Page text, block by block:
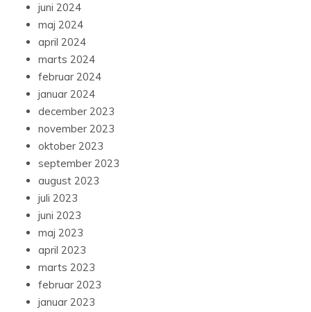
juni 2024
maj 2024
april 2024
marts 2024
februar 2024
januar 2024
december 2023
november 2023
oktober 2023
september 2023
august 2023
juli 2023
juni 2023
maj 2023
april 2023
marts 2023
februar 2023
januar 2023